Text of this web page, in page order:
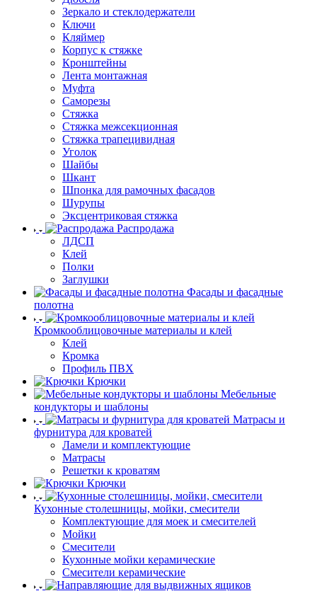
Зеркало и стеклодержатели
Ключи
Кляймер
Корпус к стяжке
Кронштейны
Лента монтажная
Муфта
Саморезы
Стяжка
Стяжка межсекционная
Стяжка трапецивидная
Уголок
Шайбы
Шкант
Шпонка для рамочных фасадов
Шурупы
Эксцентриковая стяжка
Распродажа
ЛДСП
Клей
Полки
Заглушки
Фасады и фасадные
полотна
Кромкооблицовочные материалы и клей
Клей
Кромка
Профиль ПВХ
Крючки
Мебельные
кондукторы и шаблоны
Матрасы и
фурнитура для кроватей
Ламели и комплектующие
Матрасы
Решетки к кроватям
Крючки
Кухонные столешницы, мойки, смесители
Комплектующие для моек и смесителей
Мойки
Смесители
Кухонные мойки керамические
Смесители керамические